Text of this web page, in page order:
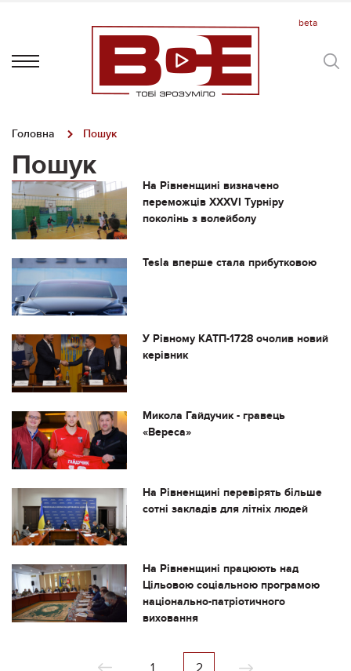
Головна Пошук
Пошук
На Рівненщині визначено
переможців ХХХVІ Турніру
поколінь з волейболу
Tesla вперше стала прибутковою
У Рівному КАТП-1728 очолив новий
керівник
Микола Гайдучик - гравець
«Вереса»
На Рівненщині перевірять більше
сотні закладів для літніх людей
На Рівненщині працюють над
Цільовою соціальною програмою
національно-патріотичного
виховання